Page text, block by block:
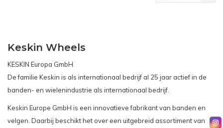
Keskin Wheels
KESKIN Europa GmbH
De familie Keskin is als internationaal bedrijf al 25 jaar actief in de
banden- en wielenindustrie als internationaal bedrijf.
Keskin Europe GmbH is een innovatieve fabrikant van banden en
velgen. Daarbij beschikt het over een uitgebreid assortiment van